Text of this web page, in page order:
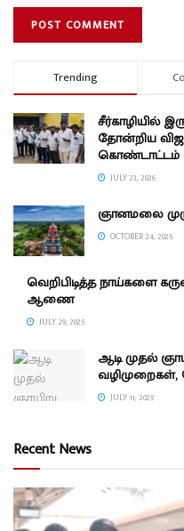
Trending
சீர்காழியில்
தோன்றிய
கொண்டாட்டம்
JULY 23, 2026
ஞானமலை
OCTOBER 24, 2025
வெறிபிடித்த நாய்களை
ஆணை
JULY 29, 2025
ஆடி முதல்
வழிமுறைகள்,
JULY 11, 2025
Recent News